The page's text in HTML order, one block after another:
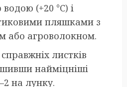
(+20 °C) і
пляшками з
або агроволокном.
листків
найміцніші
на лунку.